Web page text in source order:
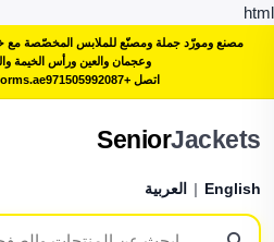
html
مصنع ومورّد جملة ومصنّع للملابس المخصّصة مع
وعجمان والعين ورأس الخيمة
اتصل +971505992087
SeniorJackets
English
| العربية